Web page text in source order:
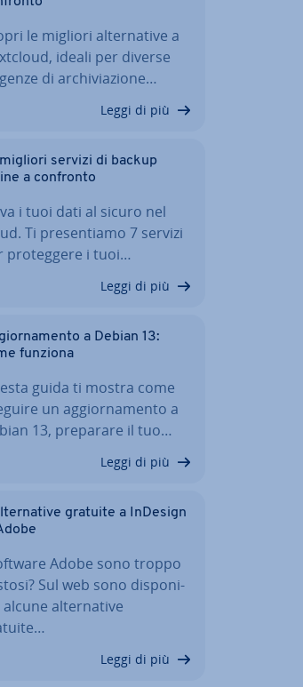
le migliori al­ter­na­ti­ve a
ideali per diverse
di ar­chi­via­zio­ne…
Leggi di più
migliori servizi di backup
a confronto
i tuoi dati al sicuro nel
Ti pre­sen­tia­mo 7 servizi
pro­teg­ge­re i tuoi…
Leggi di più
a Debian 13:
funziona
guida ti mostra come
un ag­gior­na­men­to a
13, preparare il tuo…
Leggi di più
gratuite a InDesign
Adobe sono troppo
Sul web sono di­spo­ni­
alcune al­ter­na­ti­ve
Leggi di più